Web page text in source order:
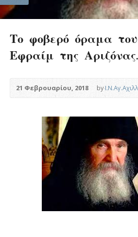
Το φοβερό όραμα
Εφραίμ της Αριζόνας.
21 Φεβρουαρίου, 2018 by